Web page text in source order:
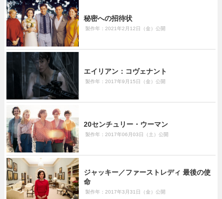
秘密への招待状
製作年：2021年2月12日（金）公開
エイリアン：コヴェナント
製作年：2017年9月15日（金）公開
20センチュリー・ウーマン
製作年：2017年06月03日（土）公開
ジャッキー／ファーストレディ 最後の使
命
製作年：2017年3月31日（金）公開